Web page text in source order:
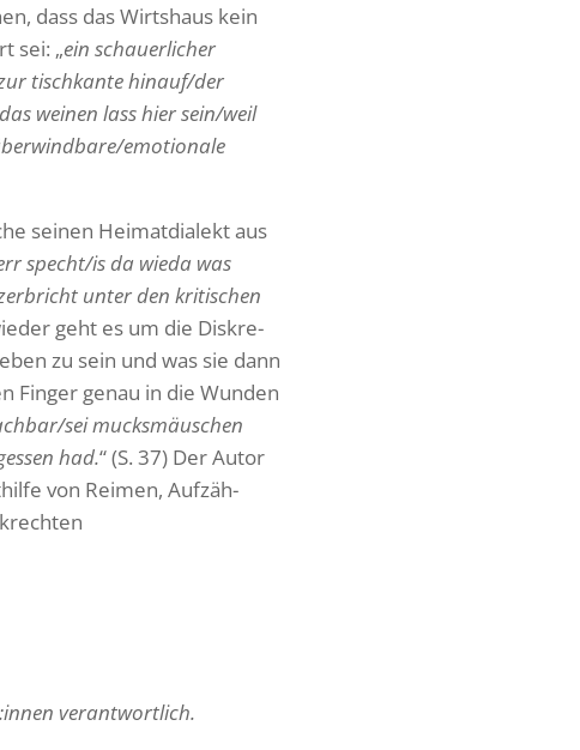
dass das Wirts­haus kein
sei: „ein schau­er­li­cher
tisch­kante hinauf/der
weinen lass hier sein/weil
emotionale
seinen Heimat­dia­lekt aus
specht/is da wieda was
unter den kriti­schen
geht es um die Diskre­
zu sein und was sie dann
Finger genau in die Wunden
sei mucks­mäus­chen
had.“ (S. 37) Der Autor
von Reimen, Aufzäh­
verantwortlich.